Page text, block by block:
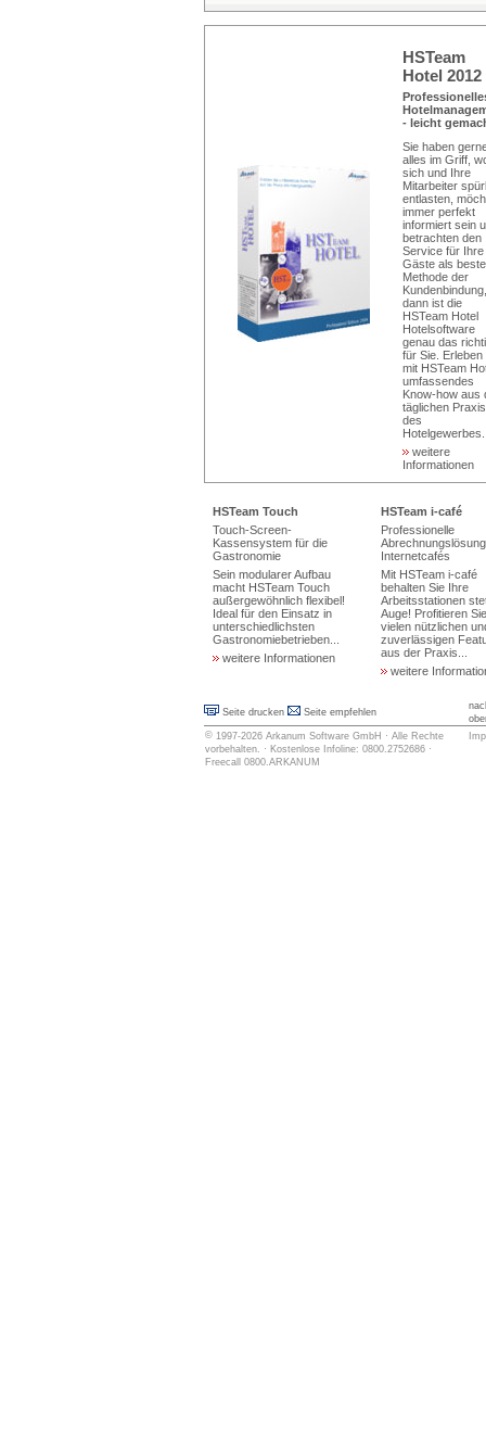
HSTeam
Hotel 2012
- leicht
Sie haben
alles im Griff,
sich und Ihre
Mitarbeiter
entlasten,
immer perfekt
informiert sein
betrachten den
Service für Ihre
Gäste als beste
Methode der
Kundenbindung,
dann ist die
HSTeam Hotel
Hotelsoftware
genau das
für Sie. Erleben
mit HSTeam
umfassendes
Know-how aus
täglichen Praxis
des
weitere
Informationen
HSTeam Touch
Touch-Screen-
Kassensystem für die
Gastronomie
Sein modularer Aufbau
macht HSTeam Touch
außergewöhnlich flexibel!
Ideal für den Einsatz in
unterschiedlichsten
Gastronomiebetrieben...
weitere Informationen
HSTeam i-café
Professionelle
Internetcafés
Mit HSTeam i-café
behalten Sie Ihre
Arbeitsstationen
Auge! Profitieren
vielen nützlichen
zuverlässigen
aus der Praxis...
weitere
Seite drucken Seite empfehlen
© 1997-2026 Arkanum Software GmbH · Alle Rechte
vorbehalten. · Kostenlose Infoline: 0800.2752686 ·
Freecall 0800.ARKANUM